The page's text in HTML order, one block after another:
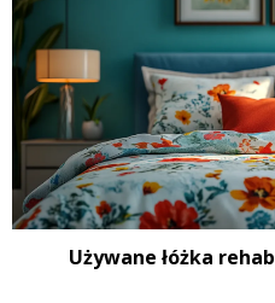
Używane łóżka